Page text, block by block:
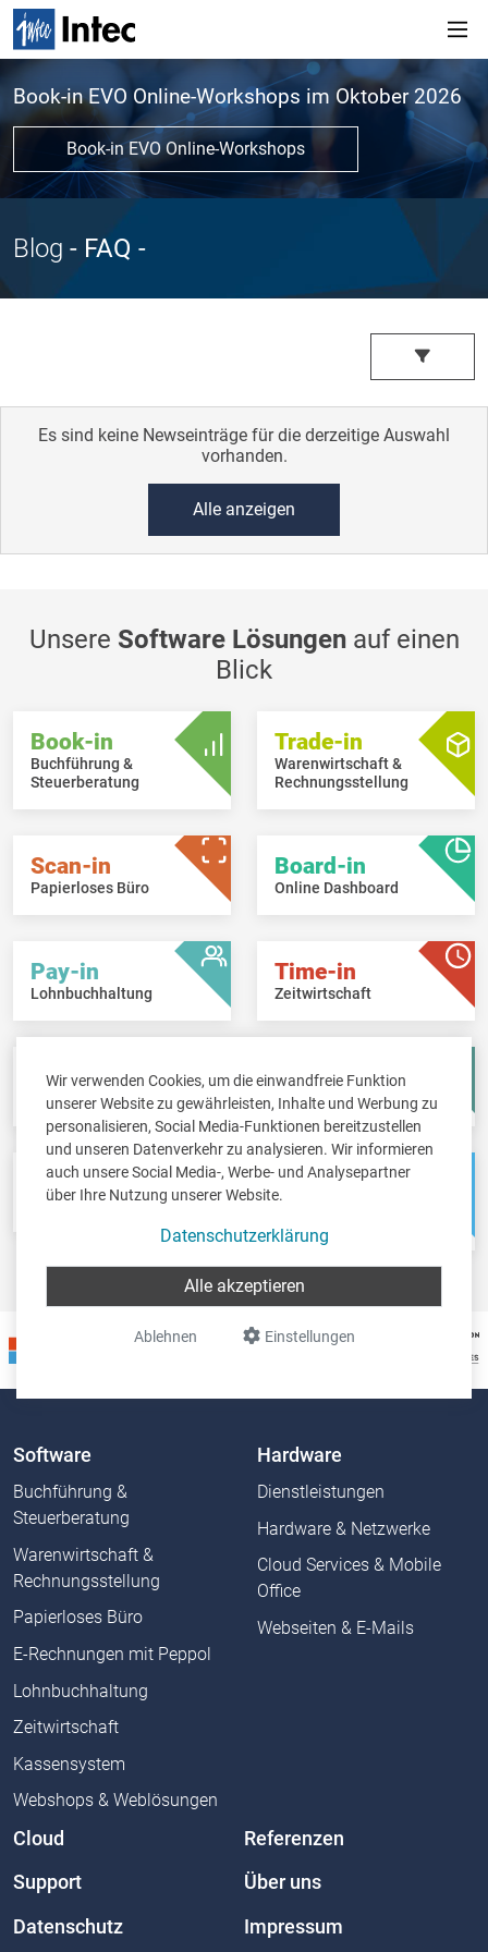
Wir verwenden Cookies, um die einwandfreie Funktion
unserer Website zu gewährleisten, Inhalte und Werbung zu
personalisieren, Social Media-Funktionen bereitzustellen
und unseren Datenverkehr zu analysieren. Wir informieren
auch unsere Social Media-, Werbe- und Analysepartner
über Ihre Nutzung unserer Website.
Datenschutzerklärung
Einstellungen
Ablehnen
Alle akzeptieren
Book-in EVO Online-Workshops im Oktober 2026
Book-in EVO Online-Workshops
Blog - FAQ -
Es sind keine Newseinträge für die derzeitige Auswahl
vorhanden.
Alle anzeigen
Unsere Software Lösungenauf einen
Blick
Book-in
Buchführung &
Steuerberatung
Trade-in
Warenwirtschaft &
Rechnungsstellung
Scan-in
Papierloses Büro
Board-in
Online Dashboard
Pay-in
Lohnbuchhaltung
Time-in
Zeitwirtschaft
Fisc-in
Steuererklärungen
Account-in
Jahresabschlüsse
Pos-in
Kassensystem
Net-in
Webshops &
Software
Buchführung &
Steuerberatung
Warenwirtschaft &
Rechnungsstellung
Papierloses Büro
E-Rechnungen mit Peppol
Lohnbuchhaltung
Zeitwirtschaft
Kassensystem
Webshops & Weblösungen
Hardware
Dienstleistungen
Hardware & Netzwerke
Cloud Services & Mobile
Office
Webseiten & E-Mails
Cloud Referenzen
Support Über uns
Datenschutz Impressum